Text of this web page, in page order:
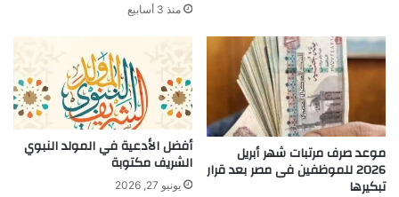
منذ 3 أسابيع
موعد صرف مرتبات شهر أبريل
2026 للموظفين فى مصر بعد قرار
تبكيرها
أفضل الأدعية في المولد النبوي
الشريف مكتوبة
يونيو 27, 2026